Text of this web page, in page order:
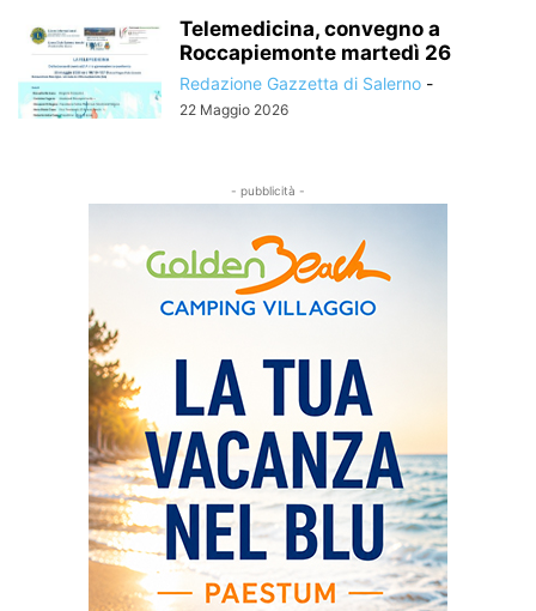
Telemedicina, convegno a
Roccapiemonte martedì 26
Redazione Gazzetta di Salerno -
22 Maggio 2026
- pubblicità -